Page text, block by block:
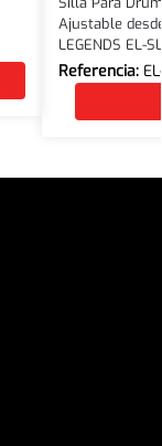
Ajustable
LEGENDS EL-
Referencia: